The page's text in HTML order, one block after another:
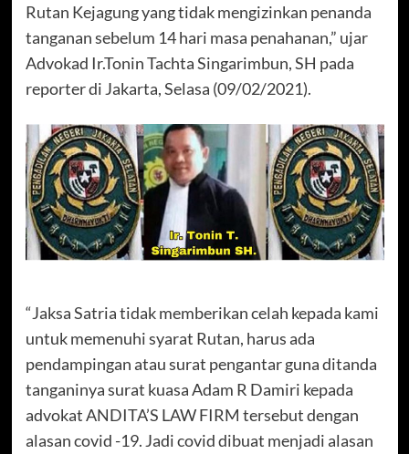
Rutan Kejagung yang tidak mengizinkan penanda
tanganan sebelum 14 hari masa penahanan,” ujar
Advokad Ir.Tonin Tachta Singarimbun, SH pada
reporter di Jakarta, Selasa (09/02/2021).
“Jaksa Satria tidak memberikan celah kepada kami
untuk memenuhi syarat Rutan, harus ada
pendampingan atau surat pengantar guna ditanda
tanganinya surat kuasa Adam R Damiri kepada
advokat ANDITA’S LAW FIRM tersebut dengan
alasan covid -19. Jadi covid dibuat menjadi alasan